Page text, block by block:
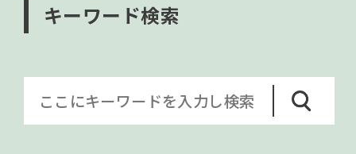
キーワード検索